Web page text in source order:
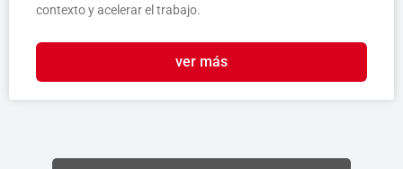
contexto y acelerar el trabajo.
ver más